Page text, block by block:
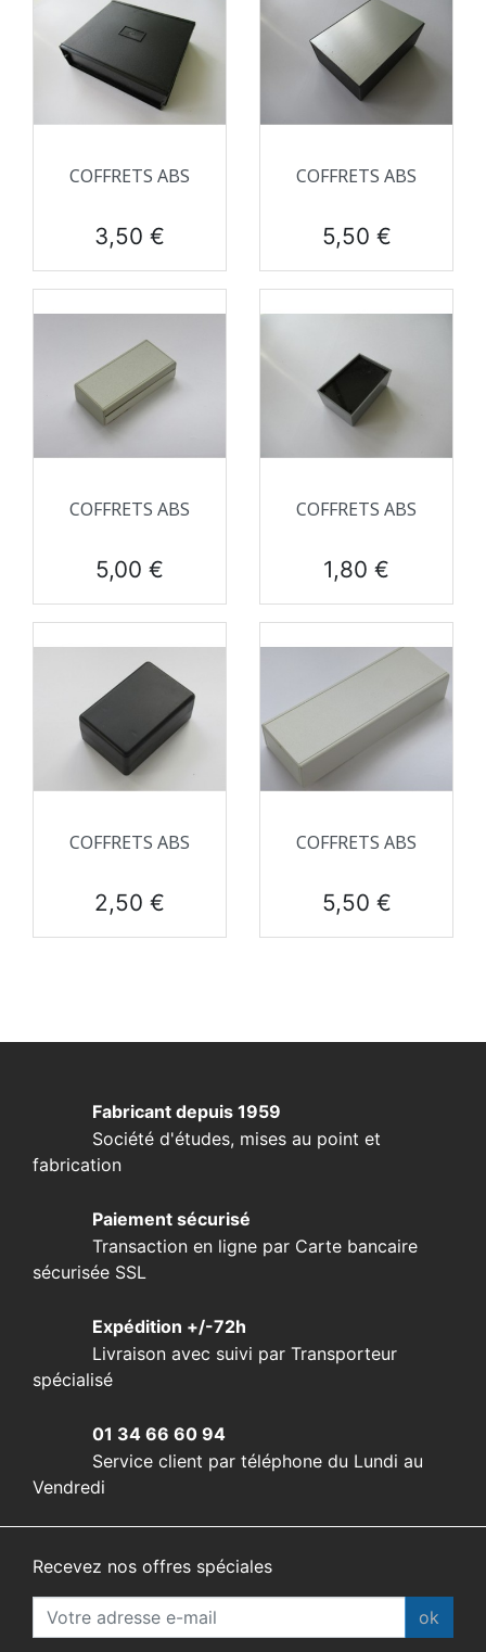
COFFRETS ABS
Prix
3,50 €
COFFRETS ABS
Prix
5,50 €
COFFRETS ABS
Prix
5,00 €
COFFRETS ABS
Prix
1,80 €
COFFRETS ABS
Prix
2,50 €
COFFRETS ABS
Prix
5,50 €
Fabricant depuis 1959
Société d'études, mises au point et
fabrication
Paiement sécurisé
Transaction en ligne par Carte bancaire
sécurisée SSL
Expédition +/-72h
Livraison avec suivi par Transporteur
spécialisé
01 34 66 60 94
Service client par téléphone du Lundi au
Vendredi
Recevez nos offres spéciales
ok